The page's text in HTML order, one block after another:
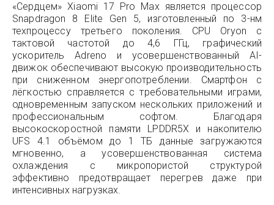
«Сердцем» Xiaomi 17 Pro Max является процессор
Snapdragon 8 Elite Gen 5, изготовленный по 3-нм
техпроцессу третьего поколения. CPU Oryon с
тактовой частотой до 4,6 ГГц, графический
ускоритель Adreno и усовершенствованный AI-
движок обеспечивают высокую производительность
при сниженном энергопотреблении. Смартфон с
лёгкостью справляется с требовательными играми,
одновременным запуском нескольких приложений и
профессиональным софтом. Благодаря
высокоскоростной памяти LPDDR5X и накопителю
UFS 4.1 объёмом до 1 ТБ данные загружаются
мгновенно, а усовершенствованная система
охлаждения с микропористой структурой
эффективно предотвращает перегрев даже при
интенсивных нагрузках.